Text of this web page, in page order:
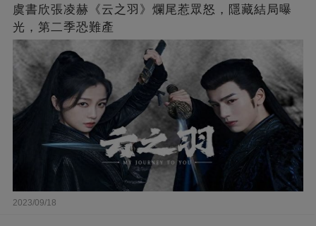
虞書欣張凌赫《云之羽》爛尾惹眾怒，隱藏結局曝
光，第二季恐難產
2023/09/18